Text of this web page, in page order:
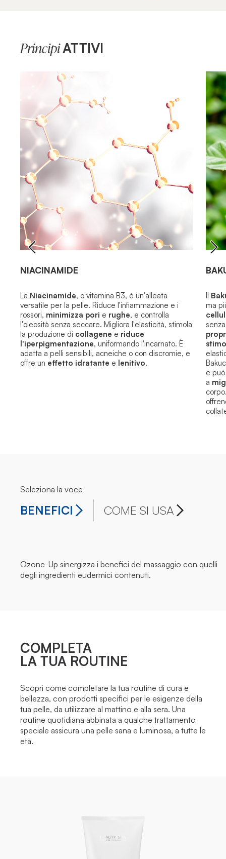
PrincipiATTIVI
NIACINAMIDE
La Niacinamide, o vitamina B3, è un'alleata
versatile per la pelle. Riduce l'infiammazione e i
rossori, minimizza pori e rughe, e controlla
l'oleosità senza seccare. Migliora l'elasticità, stimola
la produzione di collagene e riduce
l'iperpigmentazione, uniformando l'incarnato. È
adatta a pelli sensibili, acneiche o con discromie, e
offre un effetto idratante e lenitivo.
Il
ma
e
a
Seleziona la voce
BENEFICI COME SI USA
Ozone-Up sinergizza i benefici del massaggio con quelli
degli ingredienti eudermici contenuti.
COMPLETA
LA TUA ROUTINE
Scopri come completare la tua routine di cura e
bellezza, con prodotti specifici per le esigenze della
tua pelle, da utilizzare al mattino e alla sera. Una
routine quotidiana abbinata a qualche trattamento
speciale assicura una pelle sana e luminosa, a tutte le
età.